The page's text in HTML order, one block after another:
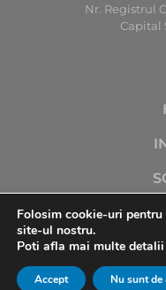
Nr. Registrul
Capital
Folosim cookie-uri
site-ul nostru.
Poti afla mai multe
Accept Nu sunt de